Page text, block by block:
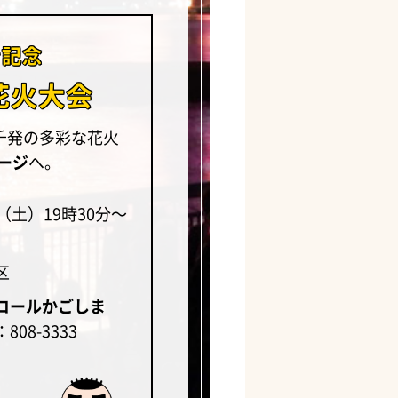
念
火大会
の多彩な花火
ジへ。
土）19時30分～
ールかごしま
808-3333